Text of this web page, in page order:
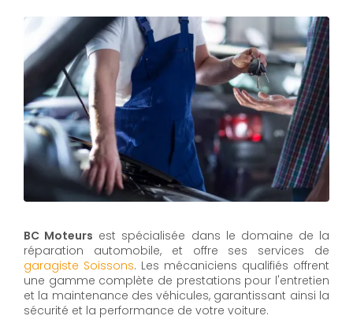
BC Moteurs est spécialisée dans le domaine de la
réparation automobile, et offre ses services de
garagiste Soissons. Les mécaniciens qualifiés offrent
une gamme complète de prestations pour l'entretien
et la maintenance des véhicules, garantissant ainsi la
sécurité et la performance de votre voiture.